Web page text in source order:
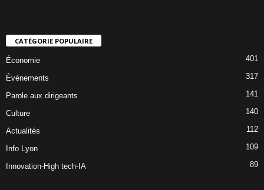
CATÉGORIE POPULAIRE
Économie 401
Évènements 317
Parole aux dirigeants 141
Culture 140
Actualités 112
Info Lyon 109
Innovation-High tech-IA 89